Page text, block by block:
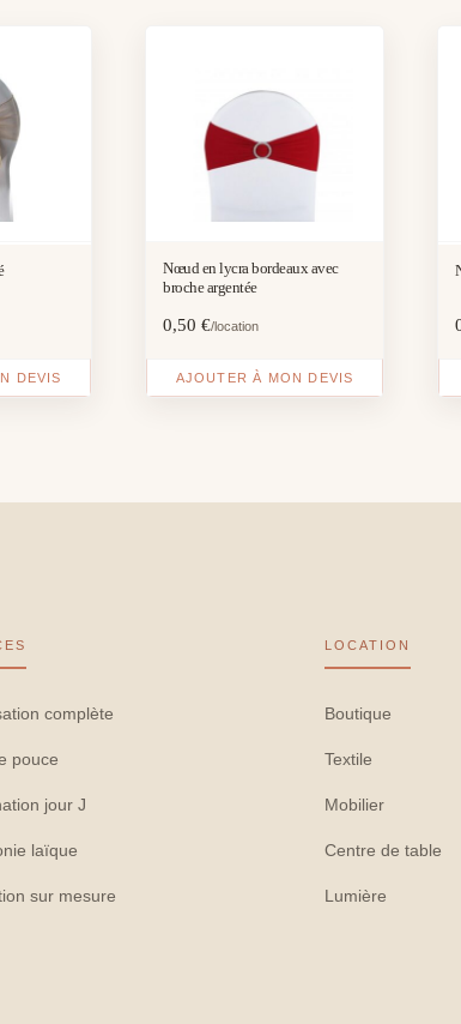
DEVIS
Nœud en lycra bordeaux avec
broche argentée
0,50€/location
AJOUTER À MON DEVIS
complète
pouce
jour J
laïque
sur mesure
LOCATION
Boutique
Textile
Mobilier
Centre de table
Lumière